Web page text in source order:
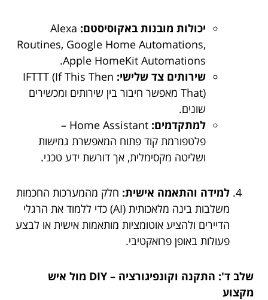
יכולות מובנות באקוסיסטם: Alexa
Routines, Google Home Automations,
Apple HomeKit Automations.
שירותים צד שלישי: IFTTT (If This Then
That) מאפשר חיבור בין שירותים ומכשירים
שונים.
למתקדמים:
Home Assistant –
פלטפורמת קוד פתוח המאפשרת גמישות
ושליטה מקסימלית, אך דורשת ידע טכני.
למידה והתאמה אישית: חלק מהמערכות החכמות
משלבות בינה מלאכותית (AI) כדי ללמוד את הרגלי
הדיירים ולהציע אוטומציות מותאמות אישית או לבצע
פעולות באופן פרואקטיבי.
שלב ד': התקנה וקונפיגורציה – DIY מול איש
מקצוע